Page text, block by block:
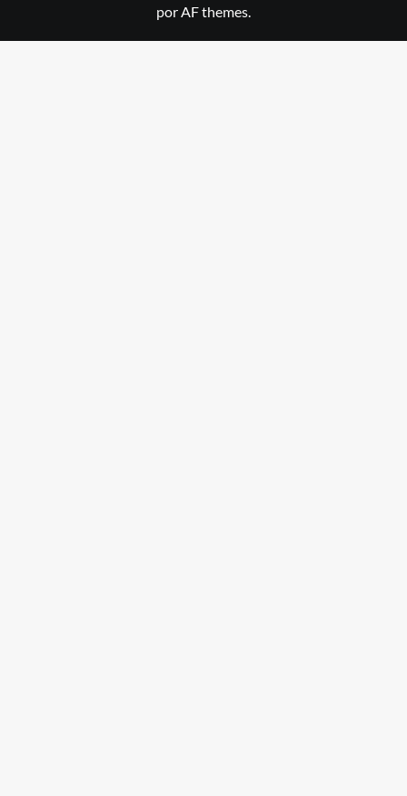
por AF themes.